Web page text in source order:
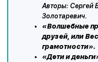
Авторы: Сергей
Золотаревич.
«Волшебные
друзей, или
грамотности».
«Дети и